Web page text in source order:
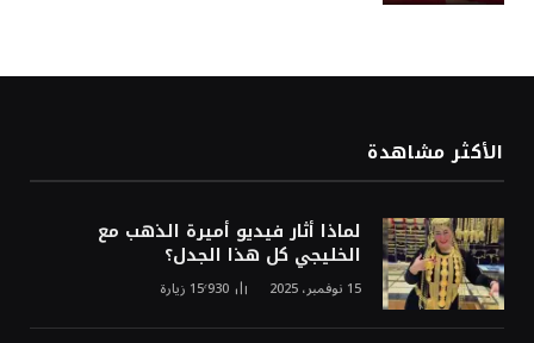
الأكثر مشاهدة
لماذا أثار فيديو أميرة الذهب مع
الخليجي كل هذا الجدل؟
15 نوفمبر، 2025 15٬930 زيارة